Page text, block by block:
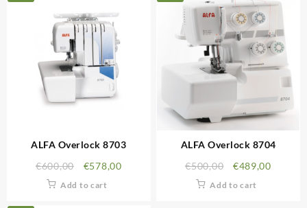
ALFA Overlock 8703
€600,00 €578,00
Add to cart
ALFA Overlock 8704
€500,00 €489,00
Add to cart